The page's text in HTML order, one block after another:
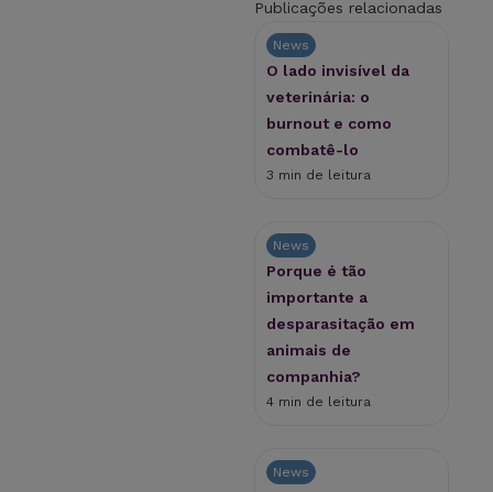
Publicações relacionadas
News
O lado invisível da
veterinária: o
burnout e como
combatê-lo
3 min de leitura
News
Porque é tão
importante a
desparasitação em
animais de
companhia?
4 min de leitura
News